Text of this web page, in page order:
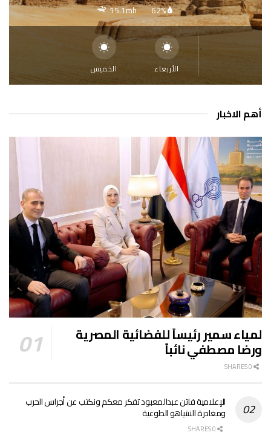
62%
15.1mh
الأربعاء الخميس
أهم الاخبار
لمياء سمير رئيساً للفضائية المصرية
ورضا مصطفي نائباً
الإعلامية فاتن عبدالمعبود تفكر معكم ونكتب عن أجراس الحرب
ومغادرة النتنياهو الطوعية